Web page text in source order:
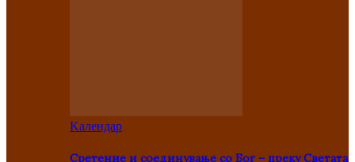
Kалендар
Сретение и соединување со Бог – преку Светата